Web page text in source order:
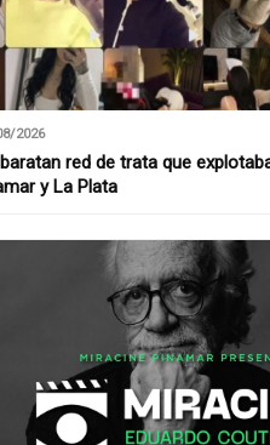
2026
red de trata que
y La Plata